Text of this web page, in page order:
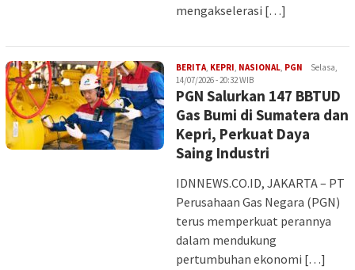
mengakselerasi […]
BERITA, KEPRI, NASIONAL, PGN Iman
Selasa,
14/07/2026 - 20:32 WIB
PGN Salurkan 147 BBTUD
Gas Bumi di Sumatera dan
Kepri, Perkuat Daya
Saing Industri
IDNNEWS.CO.ID, JAKARTA – PT
Perusahaan Gas Negara (PGN)
terus memperkuat perannya
dalam mendukung
pertumbuhan ekonomi […]